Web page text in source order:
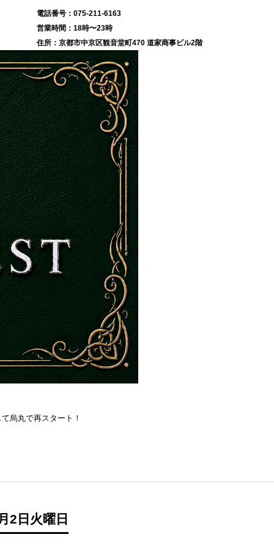
075-211-6163
18時〜23時
京都市中京区観音堂町470 道家商事ビル2階
烏丸で再スタート！
2日火曜日